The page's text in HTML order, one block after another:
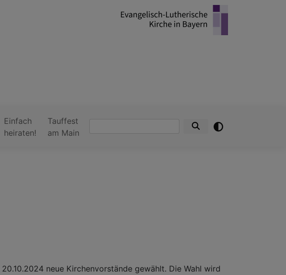
Einfach
heiraten!
Tauffest
am Main
Suche
neue Kirchenvorstände gewählt. Die Wahl wird